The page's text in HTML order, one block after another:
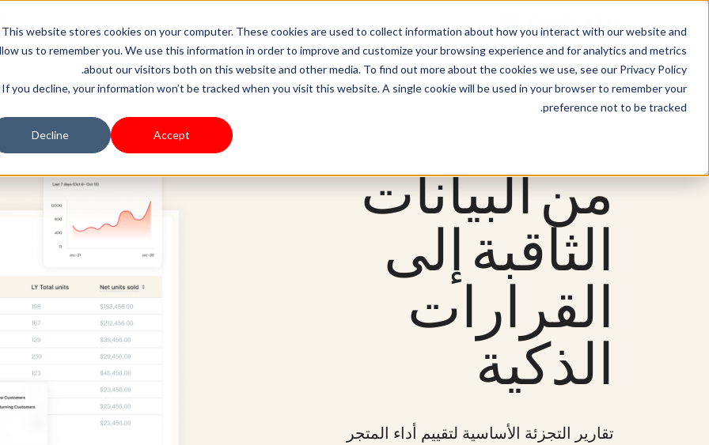
This website stores cookies on your computer. These cookies are used to collect information about how you interact with our website and
us to remember you. We use this information in order to improve and customize your browsing experience and for analytics and metrics
about our visitors both on this website and other media. To find out more about the cookies we use, see our Privacy Policy.
If you decline, your information won’t be tracked when you visit this website. A single cookie will be used in your browser to remember your
preference not to be tracked.
Accept
Decline
Sell Online
Business Type
Pricing
Shoplazza.cn
Resources
LOG IN
من البيانات
الثاقبة إلى
القرارات
الذكية
تقارير التجزئة الأساسية لتقييم أداء المتجر